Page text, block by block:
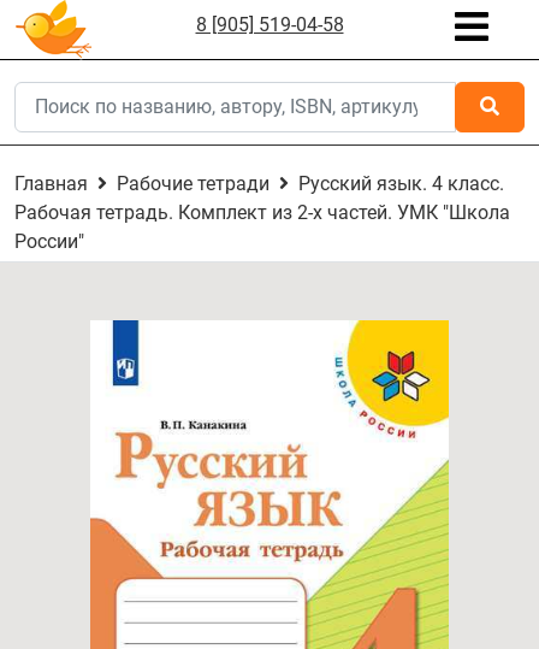
8 [905] 519-04-58
Главная Рабочие тетради
Русский язык. 4 класс.
Рабочая тетрадь. Комплект из 2-х частей. УМК "Школа
России"